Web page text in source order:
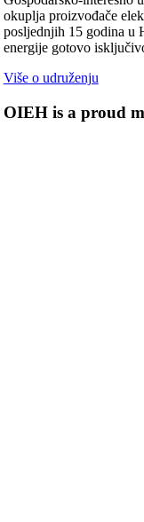
okuplja proizvođače
posljednjih 15 godina u
energije gotovo
Više o udruženju
OIEH is a proud